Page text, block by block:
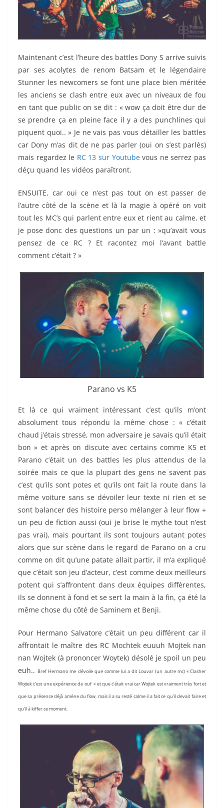
Maintenant c’est l’heure des battles Dony S arrive suivis
par ses acolytes de renom Batsam et le légendaire
Stunner les newcomers se font une place bien méritée
les anciens se clash entre eux avec un niveaux de fou
en tant que public on se dit : « wow ça doit être dur de
se prendre ça en pleine face il y a des punchlines qui
piquent quoi.. » Je ne vais pas vous détailler les battles
car Dony m’as dit de ne pas parler (oui on s’est parlés)
mais regardez le RC 13 sur Youtubevous ne serrez pas
déçu quand les vidéos paraîtront.
ENSUITE, car oui ce n’est pas tout on est passer de
l’autre côté de la scène et là la magie à opéré on voit
tout les MC’s qui parlent entre eux et rient au calme, et
je pose donc des questions un par un : »qu’avait vous
pensez de ce RC ? Et racontez moi l’avant battle
comment c’était ? »
Parano vs K5
Et là ce qui vraiment intéressant c’est qu’ils m’ont
absolument tous répondu la même chose : « c’était
chaud j’étais stressé, mon adversaire je savais qu’il était
bon » et après on discute avec certains comme K5 et
Parano c’était un des battles les plus attendus de la
soirée mais ce que la plupart des gens ne savent pas
c’est qu’ils sont potes et qu’ils ont fait la route dans la
même voiture sans se dévoiler leur texte ni rien et se
sont balancer des histoire perso mélanger à leur flow +
un peu de fiction aussi (oui je brise le mythe tout n’est
pas vrai), mais pourtant ils sont toujours autant potes
alors que sur scène dans le regard de Parano on a cru
comme on dit qu’une patate allait partir, il m’a expliqué
que c’était son jeu d’acteur, c’est comme deux meilleurs
potent qui s’affrontent dans deux équipes différentes,
ils se donnent à fond et se sert la main à la fin, ça été la
même chose du côté de Saminem et Benji.
Pour Hermano Salvatore c’était un peu différent car il
affrontait le maître des RC Mochtek euuuh Mojtek nan
nan Wojtek (à prononcer Woytek) désolé je spoil un peu
euh..Bref Hermano me dévoile que comme lui a dit Louvar (un autre mc) « Clasher
Wojtek c’est une expérience de ouf » et que c’était vrai car Wojtek est vraiment très fort et
que sa présence déjà amène du flow, mais il a su resté calme il a fait ce qu’il devait faire et
qu’il à kiffer ce moment.